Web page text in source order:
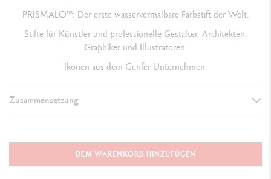
PRISMALO™: Der erste wasservermalbare Farbstift der Welt.
Stifte für Künstler und professionelle Gestalter, Architekten,
Graphiker und Illustratoren.
Ikonen aus dem Genfer Unternehmen.
Zusammensetzung
Erstklassiges, FSC™-zertifiziertes Zedernholz
DEM WARENKORB HINZUFÜGEN